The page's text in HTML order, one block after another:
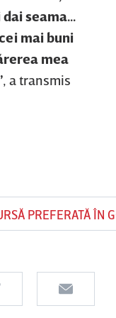
seama...
mai buni
mea
, a transmis
PREFERATĂ ÎN